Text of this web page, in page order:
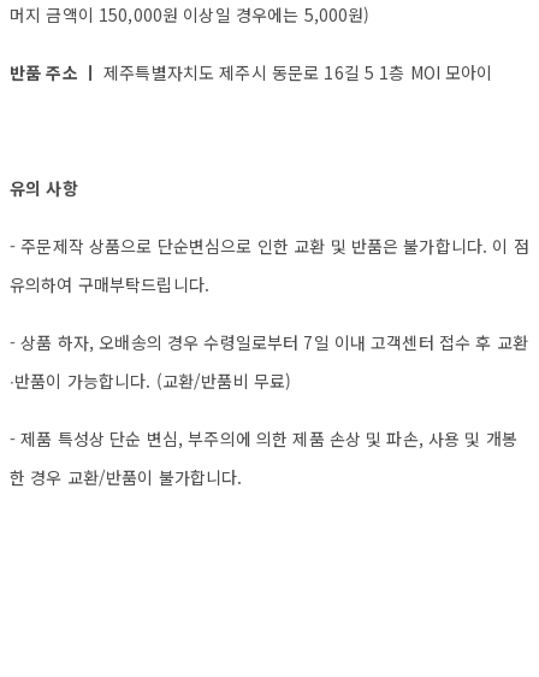
머지 금액이 150,000원 이상일 경우에는 5,000원)
반품 주소 ㅣ제주특별자치도 제주시 동문로 16길 5 1층 MOI 모아이
유의 사항
- 주문제작 상품으로 단순변심으로 인한 교환 및 반품은 불가합니다. 이 점
유의하여 구매부탁드립니다.
- 상품 하자, 오배송의 경우 수령일로부터 7일 이내 고객센터 접수 후 교환
∙반품이 가능합니다. (교환/반품비 무료)
- 제품 특성상 단순 변심, 부주의에 의한 제품 손상 및 파손, 사용 및 개봉
한 경우 교환/반품이 불가합니다.